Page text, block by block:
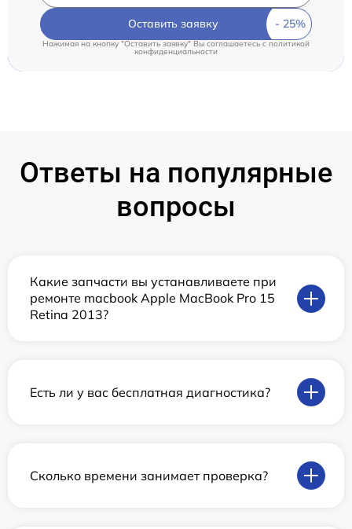
Оставить заявку
Нажимая на кнопку "Оставить заявку" Вы соглашаетесь c политикой
конфиденциальности
Ответы на популярные
вопросы
Какие запчасти вы устанавливаете при
ремонте macbook Apple MacBook Pro 15
Retina 2013?
Есть ли у вас бесплатная диагностика?
Сколько времени занимает проверка?